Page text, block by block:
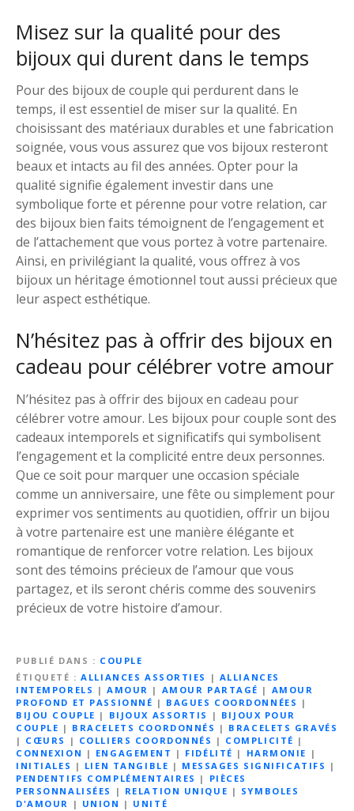
Misez sur la qualité pour des
bijoux qui durent dans le temps
Pour des bijoux de couple qui perdurent dans le
temps, il est essentiel de miser sur la qualité. En
choisissant des matériaux durables et une fabrication
soignée, vous vous assurez que vos bijoux resteront
beaux et intacts au fil des années. Opter pour la
qualité signifie également investir dans une
symbolique forte et pérenne pour votre relation, car
des bijoux bien faits témoignent de l’engagement et
de l’attachement que vous portez à votre partenaire.
Ainsi, en privilégiant la qualité, vous offrez à vos
bijoux un héritage émotionnel tout aussi précieux que
leur aspect esthétique.
N’hésitez pas à offrir des bijoux en
cadeau pour célébrer votre amour
N’hésitez pas à offrir des bijoux en cadeau pour
célébrer votre amour. Les bijoux pour couple sont des
cadeaux intemporels et significatifs qui symbolisent
l’engagement et la complicité entre deux personnes.
Que ce soit pour marquer une occasion spéciale
comme un anniversaire, une fête ou simplement pour
exprimer vos sentiments au quotidien, offrir un bijou
à votre partenaire est une manière élégante et
romantique de renforcer votre relation. Les bijoux
sont des témoins précieux de l’amour que vous
partagez, et ils seront chéris comme des souvenirs
précieux de votre histoire d’amour.
PUBLIÉ DANS
COUPLE
ÉTIQUETÉ
ALLIANCES ASSORTIES | ALLIANCES
INTEMPORELS | AMOUR | AMOUR PARTAGÉ | AMOUR
PROFOND ET PASSIONNÉ | BAGUES COORDONNÉES |
BIJOU COUPLE | BIJOUX ASSORTIS | BIJOUX POUR
COUPLE | BRACELETS COORDONNÉS | BRACELETS GRAVÉS
| CŒURS | COLLIERS COORDONNÉS | COMPLICITÉ |
CONNEXION | ENGAGEMENT | FIDÉLITÉ | HARMONIE |
INITIALES | LIEN TANGIBLE | MESSAGES SIGNIFICATIFS |
PENDENTIFS COMPLÉMENTAIRES | PIÈCES
PERSONNALISÉES
| RELATION UNIQUE | SYMBOLES
D'AMOUR | UNION | UNITÉ